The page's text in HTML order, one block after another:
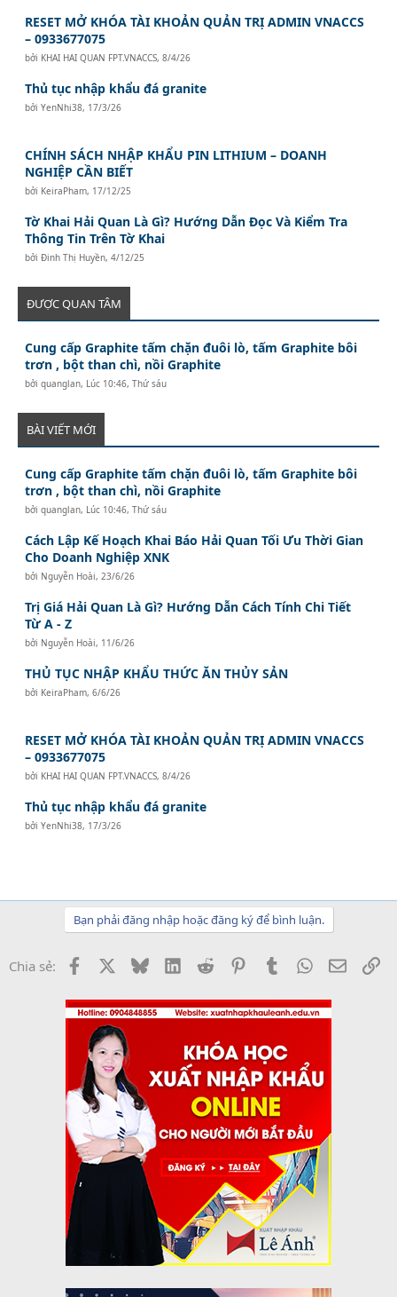
RESET MỞ KHÓA TÀI KHOẢN QUẢN TRỊ ADMIN VNACCS
– 0933677075
bởi KHAI HAI QUAN FPT.VNACCS,8/4/26
Thủ tục nhập khẩu đá granite
bởiYenNhi38, 17/3/26
CHÍNH SÁCH NHẬP KHẨU PIN LITHIUM – DOANH
NGHIỆP CẦN BIẾT
bởi KeiraPham, 17/12/25
Tờ Khai Hải Quan Là Gì? Hướng Dẫn Đọc Và Kiểm Tra
Thông Tin Trên Tờ Khai
bởiĐinh Thị Huyền,4/12/25
ĐƯỢC QUAN TÂM
Cung cấp Graphite tấm chặn đuôi lò, tấm Graphite bôi
trơn , bột than chì, nồi Graphite
bởiquanglan, Lúc 10:46, Thứ sáu
BÀI VIẾT MỚI
Cung cấp Graphite tấm chặn đuôi lò, tấm Graphite bôi
trơn , bột than chì, nồi Graphite
bởiquanglan, Lúc 10:46, Thứ sáu
Cách Lập Kế Hoạch Khai Báo Hải Quan Tối Ưu Thời Gian
Cho Doanh Nghiệp XNK
bởi Nguyễn Hoài, 23/6/26
Trị Giá Hải Quan Là Gì? Hướng Dẫn Cách Tính Chi Tiết
Từ A - Z
bởi Nguyễn Hoài, 11/6/26
THỦ TỤC NHẬP KHẨU THỨC ĂN THỦY SẢN
bởi KeiraPham,6/6/26
RESET MỞ KHÓA TÀI KHOẢN QUẢN TRỊ ADMIN VNACCS
– 0933677075
bởi KHAI HAI QUAN FPT.VNACCS,8/4/26
Thủ tục nhập khẩu đá granite
bởiYenNhi38, 17/3/26
Bạn phải đăng nhập hoặc đăng ký để bình luận.
Chia sẻ: Facebook BlueskyLinkedInReddit PinterestTumblrWhatsApp
Email